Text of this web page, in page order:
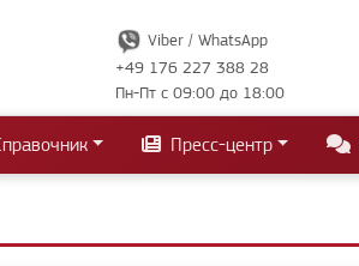
Viber / WhatsApp
+49 176 227 388 28
Пн-Пт с 09:00 до 18:00
Пресс-центр